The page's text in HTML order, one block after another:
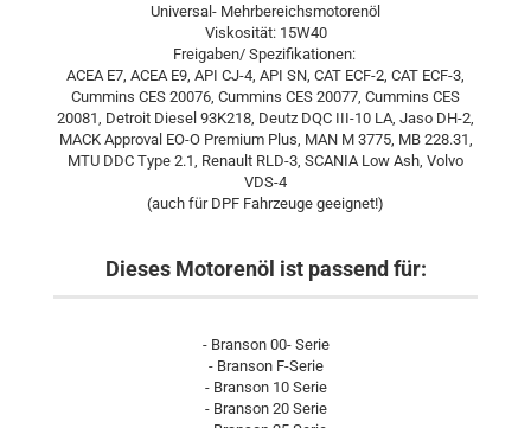
Universal- Mehrbereichsmotorenöl
Viskosität: 15W40
Freigaben/ Spezifikationen:
ACEA E7, ACEA E9, API CJ-4, API SN, CAT ECF-2, CAT ECF-3,
Cummins CES 20076, Cummins CES 20077, Cummins CES
20081, Detroit Diesel 93K218, Deutz DQC III-10 LA, Jaso DH-2,
MACK Approval EO-O Premium Plus, MAN M 3775, MB 228.31,
MTU DDC Type 2.1, Renault RLD-3, SCANIA Low Ash, Volvo
VDS-4
(auch für DPF Fahrzeuge geeignet!)
Dieses Motorenöl ist passend für:
- Branson 00- Serie
- Branson F-Serie
- Branson 10 Serie
- Branson 20 Serie